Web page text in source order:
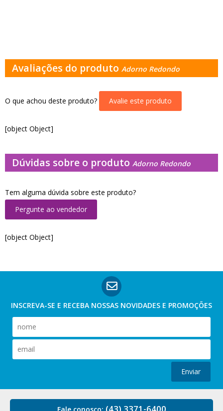
Avaliações do produto Adorno Redondo
O que achou deste produto? Avalie este produto
[object Object]
Dúvidas sobre o produto Adorno Redondo
Tem alguma dúvida sobre este produto?
Pergunte ao vendedor
[object Object]
INSCREVA-SE E RECEBA NOSSAS NOVIDADES E PROMOÇÕES
Enviar